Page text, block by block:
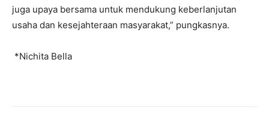
juga upaya bersama untuk mendukung keberlanjutan
usaha dan kesejahteraan masyarakat,” pungkasnya.
*Nichita Bella